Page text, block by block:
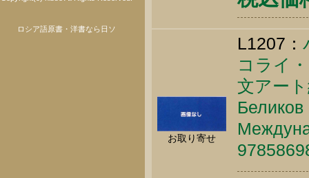
ロシア語原書・洋書なら日ソ
お取り寄せ
L1207：
コライ
文アー